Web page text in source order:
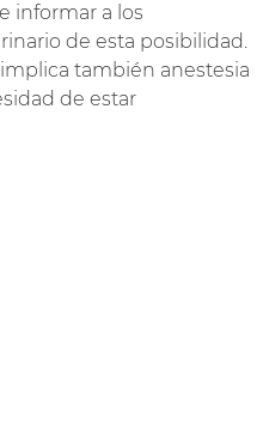
informar a los
de esta posibilidad.
también anestesia
de estar